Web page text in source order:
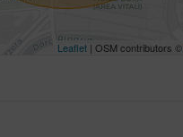
Leaflet| OSM contributors ©